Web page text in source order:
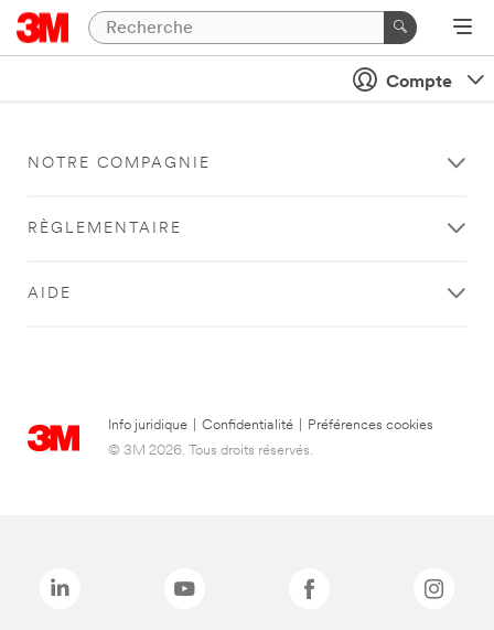
Compte
NOTRE COMPAGNIE
RÈGLEMENTAIRE
AIDE
Info juridique Confidentialité
Préférences cookies
© 3M 2026. Tous droits réservés.